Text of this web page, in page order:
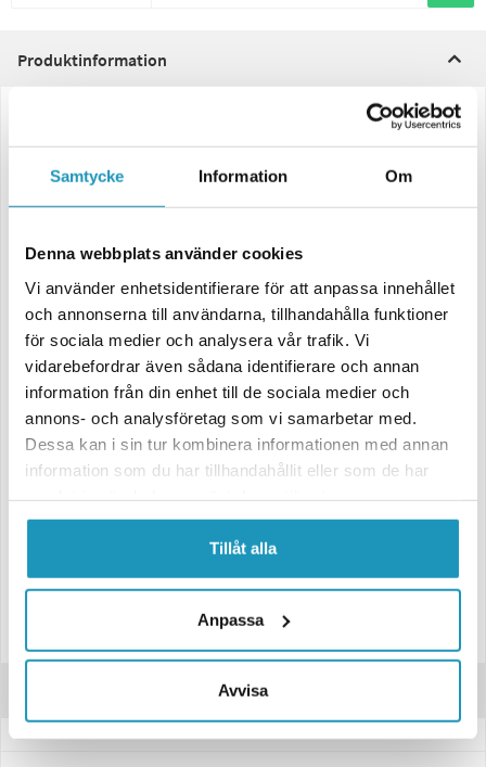
Samtycke Information Om
Denna webbplats använder cookies
Vi använder enhetsidentifierare för att anpassa innehållet
och annonserna till användarna, tillhandahålla funktioner
för sociala medier och analysera vår trafik. Vi
vidarebefordrar även sådana identifierare och annan
information från din enhet till de sociala medier och
annons- och analysföretag som vi samarbetar med.
Dessa kan i sin tur kombinera informationen med annan
information som du har tillhandahållit eller som de har
Tillåt alla
Anpassa
Avvisa
Produktinformation
skydda ditt släpfordon, oavsett om det är påkopplat eller frånkopplat.
Låset är enkelt att montera och inkluderar allt du behöver för en säker
Innehåll:
2 st nycklar
Monteringssats
Safety-ball
Passar bland annat följande kulkopplingar:
K 35-C
K 27-A
Vid montering av kulkoppling K35-C krävs brytbult som ingår i detta kit
Godkänt av SBSC (Svenska Brand- och Säkerhetscertifiering AB),
skyddar ditt släpfordon mot stöld i alla lägen.